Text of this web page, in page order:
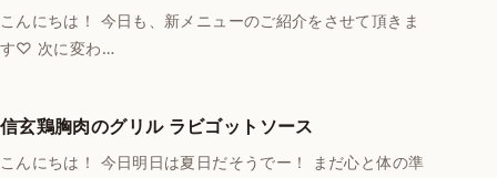
こんにちは！ 今日も、新メニューのご紹介をさせて頂きま
す♡ 次に変わ…
信玄鶏胸肉のグリル ラビゴットソース
こんにちは！ 今日明日は夏日だそうでー！ まだ心と体の準